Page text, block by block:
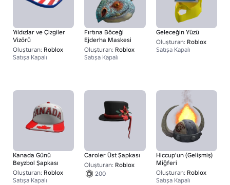
Yıldızlar ve Çizgiler
Vizörü
Oluşturan: Roblox
Satışa Kapalı
Fırtına Böceği
Ejderha Maskesi
Oluşturan: Roblox
Satışa Kapalı
Geleceğin Yüzü
Oluşturan: Roblox
Satışa Kapalı
Kanada Günü
Beyzbol Şapkası
Oluşturan: Roblox
Satışa Kapalı
Caroler Üst Şapkası
Oluşturan: Roblox
200
Hiccup'un (Gelişmiş)
Miğferi
Oluşturan: Roblox
Satışa Kapalı